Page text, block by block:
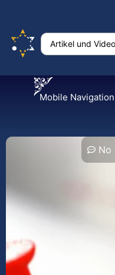
Mobile Navigation
No